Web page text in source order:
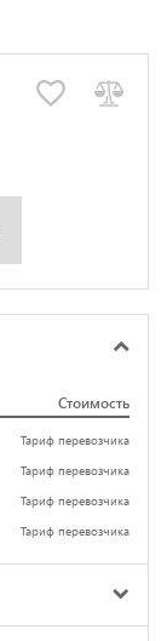
Стоимость
Тариф перевозчика
Тариф перевозчика
Тариф перевозчика
Тариф перевозчика